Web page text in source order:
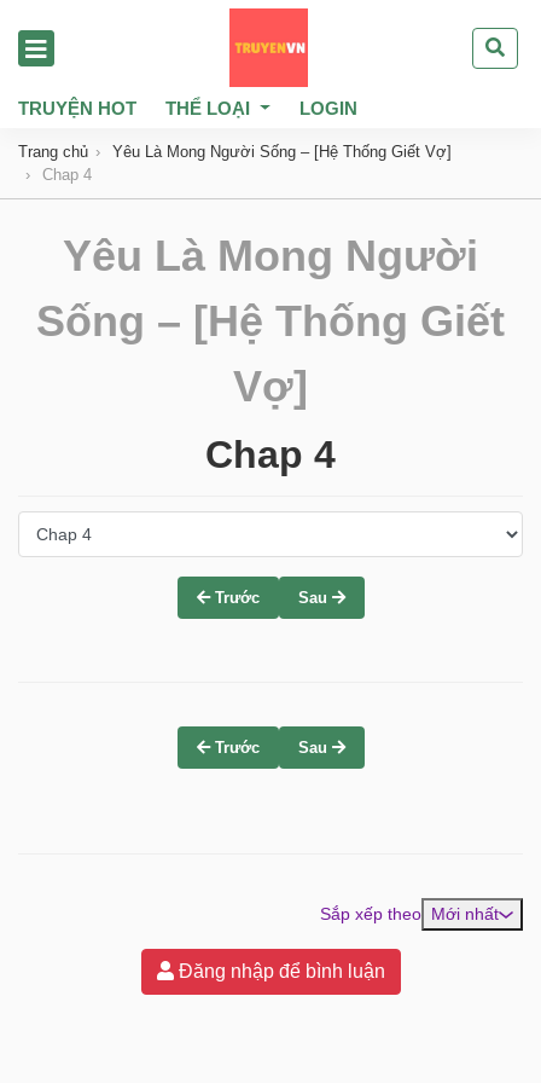
TRUYỆN HOT THỂ LOẠI LOGIN
Trang chủ
Yêu Là Mong Người Sống – [Hệ Thống Giết Vợ]
Chap 4
Yêu Là Mong Người
Sống – [Hệ Thống Giết
Vợ]
Chap 4
Trước Sau
Trước Sau
Sắp xếp theo Mới nhất
Đăng nhập để bình luận